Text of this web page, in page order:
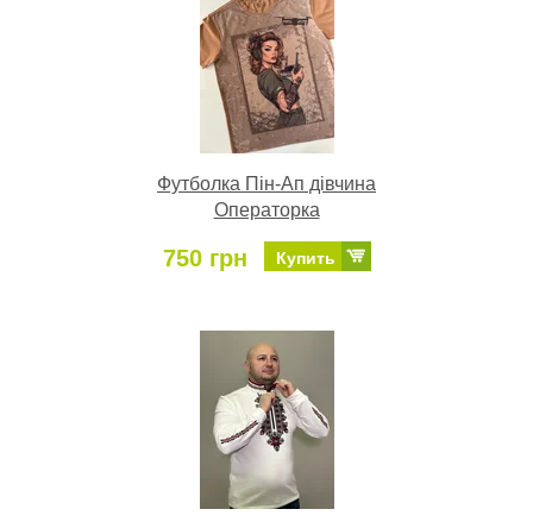
Футболка Пін-Ап дівчина
Операторка
750 грн Купить